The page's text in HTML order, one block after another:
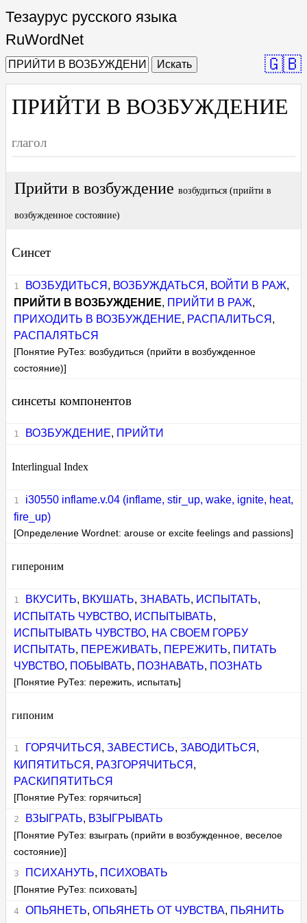
Тезаурус русского языка
RuWordNet
Искать 🇬🇧
ПРИЙТИ В ВОЗБУЖДЕНИЕ
глагол
Прийти в возбуждение возбудиться (прийти в
возбужденное состояние)
Синсет
ВОЗБУДИТЬСЯ , ВОЗБУЖДАТЬСЯ , ВОЙТИ В РАЖ,
ПРИЙТИ В ВОЗБУЖДЕНИЕ, ПРИЙТИ В РАЖ,
ПРИХОДИТЬ В ВОЗБУЖДЕНИЕ, РАСПАЛИТЬСЯ ,
РАСПАЛЯТЬСЯ
[Понятие РуТез: возбудиться (прийти в возбужденное
состояние)]
синсеты компонентов
ВОЗБУЖДЕНИЕ, ПРИЙТИ
Interlingual Index
i30550 inflame.v.04 (inflame, stir_up, wake, ignite, heat,
fire_up)
[Определение Wordnet: arouse or excite feelings and passions]
гипероним
ВКУСИТЬ, ВКУШАТЬ, ЗНАВАТЬ, ИСПЫТАТЬ,
ИСПЫТАТЬ ЧУВСТВО, ИСПЫТЫВАТЬ,
ИСПЫТЫВАТЬ ЧУВСТВО, НА СВОЕМ ГОРБУ
ИСПЫТАТЬ, ПЕРЕЖИВАТЬ, ПЕРЕЖИТЬ, ПИТАТЬ
ЧУВСТВО, ПОБЫВАТЬ, ПОЗНАВАТЬ, ПОЗНАТЬ
[Понятие РуТез: пережить, испытать]
гипоним
ГОРЯЧИТЬСЯ , ЗАВЕСТИСЬ, ЗАВОДИТЬСЯ ,
КИПЯТИТЬСЯ , РАЗГОРЯЧИТЬСЯ ,
РАСКИПЯТИТЬСЯ
[Понятие РуТез: горячиться]
ВЗЫГРАТЬ, ВЗЫГРЫВАТЬ
[Понятие РуТез: взыграть (прийти в возбужденное, веселое
состояние)]
ПСИХАНУТЬ, ПСИХОВАТЬ
[Понятие РуТез: психовать]
ОПЬЯНЕТЬ, ОПЬЯНЕТЬ ОТ ЧУВСТВА, ПЬЯНИТЬ